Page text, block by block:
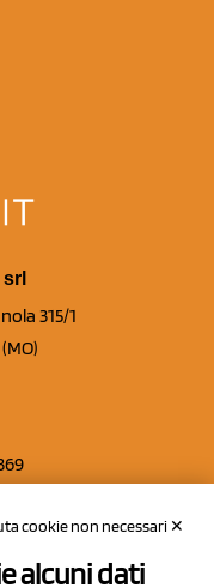
315/1
i.v.
cookie non necessari ✕
alcuni dati